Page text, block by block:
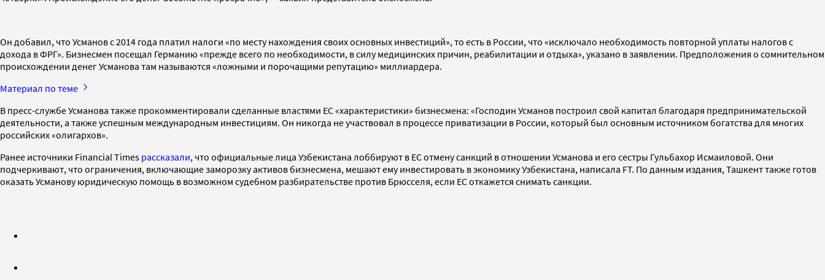
Он добавил, что Усманов с 2014 года платил налоги «по месту нахождения своих основных инвестиций», то есть в России, что «исключало необходимость повторной уплаты налогов с
дохода в ФРГ». Бизнесмен посещал Германию «прежде всего по необходимости, в силу медицинских причин, реабилитации и отдыха», указано в заявлении. Предположения о сомнительном
происхождении денег Усманова там называются «ложными и порочащими репутацию» миллиардера.
Материал по теме
В пресс-службе Усманова также прокомментировали сделанные властями ЕС «характеристики» бизнесмена: «Господин Усманов построил свой капитал благодаря предпринимательской
деятельности, а также успешным международным инвестициям. Он никогда не участвовал в процессе приватизации в России, который был основным источником богатства для многих
российских «олигархов».
Ранее источники Financial Times рассказали, что официальные лица Узбекистана лоббируют в ЕС отмену санкций в отношении Усманова и его сестры Гульбахор Исмаиловой. Они
подчеркивают, что ограничения, включающие заморозку активов бизнесмена, мешают ему инвестировать в экономику Узбекистана, написала FT. По данным издания, Ташкент также готов
оказать Усманову юридическую помощь в возможном судебном разбирательстве против Брюсселя, если ЕС откажется снимать санкции.